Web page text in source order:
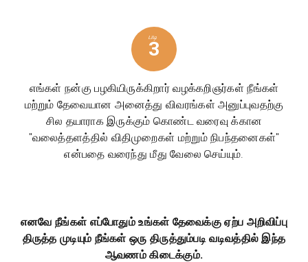
படி
3
எங்கள் நன்கு பழகியிருக்கிறார் வழக்கறிஞர்கள் நீங்கள்
மற்றும் தேவையான அனைத்து விவரங்கள் அனுப்புவதற்கு
சில தயாராக இருக்கும் கொண்ட வரைவு க்கான
"வலைத்தளத்தில் விதிமுறைகள் மற்றும் நிபந்தனைகள்"
என்பதை வரைந்து மீது வேலை செய்யும்.
எனவே நீங்கள் எப்போதும் உங்கள் தேவைக்கு ஏற்ப அறிவிப்பு
திருத்த முடியும் நீங்கள் ஒரு திருத்தும்படி வடிவத்தில் இந்த
ஆவணம் கிடைக்கும்.